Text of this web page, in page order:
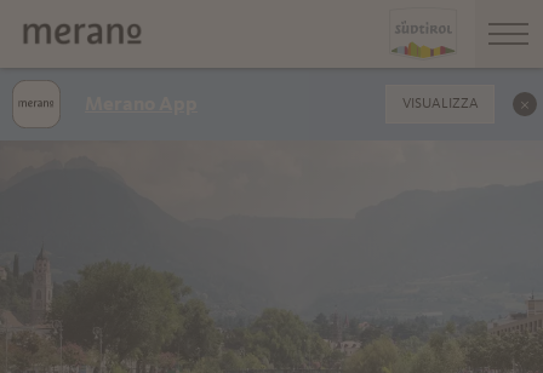
VISUALIZZA